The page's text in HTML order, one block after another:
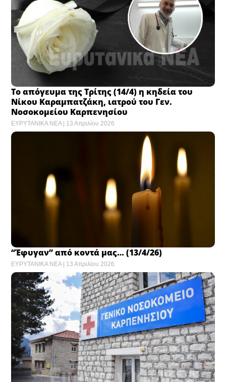
Το απόγευμα της Τρίτης (14/4) η κηδεία του
Νίκου Καραμπατζάκη, ιατρού του Γεν.
Νοσοκομείου Καρπενησίου
ΕΥΡΥΤΑΝΙΚΑ ΝΕΑ 13 Απριλίου 2026
“Έφυγαν” από κοντά μας… (13/4/26)
ΕΥΡΥΤΑΝΙΚΑ ΝΕΑ 13 Απριλίου 2026